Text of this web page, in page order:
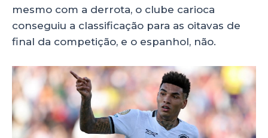
mesmo com a derrota, o clube carioca
conseguiu a classificação para as oitavas de
final da competição, e o espanhol, não.